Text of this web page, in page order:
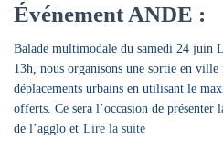
Événement ANDE :
Balade multimodale du samedi 24 juin
13h, nous organisons une sortie en
déplacements urbains en utilisant le
offerts. Ce sera l’occasion de présenter
de l’agglo et Lire la suite